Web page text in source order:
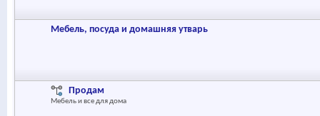
Мебель, посуда и домашняя утварь
Продам
Мебель и все для дома